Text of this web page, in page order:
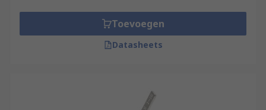
Toevoegen
Datasheets